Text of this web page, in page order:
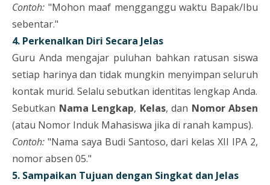
Contoh: "Mohon maaf mengganggu waktu Bapak/Ibu
sebentar."
4. Perkenalkan Diri Secara Jelas
Guru Anda mengajar puluhan bahkan ratusan siswa
setiap harinya dan tidak mungkin menyimpan seluruh
kontak murid. Selalu sebutkan identitas lengkap Anda.
Sebutkan Nama Lengkap, Kelas, dan Nomor Absen
(atau Nomor Induk Mahasiswa jika di ranah kampus).
Contoh: "Nama saya Budi Santoso, dari kelas XII IPA 2,
nomor absen 05."
5. Sampaikan Tujuan dengan Singkat dan Jelas